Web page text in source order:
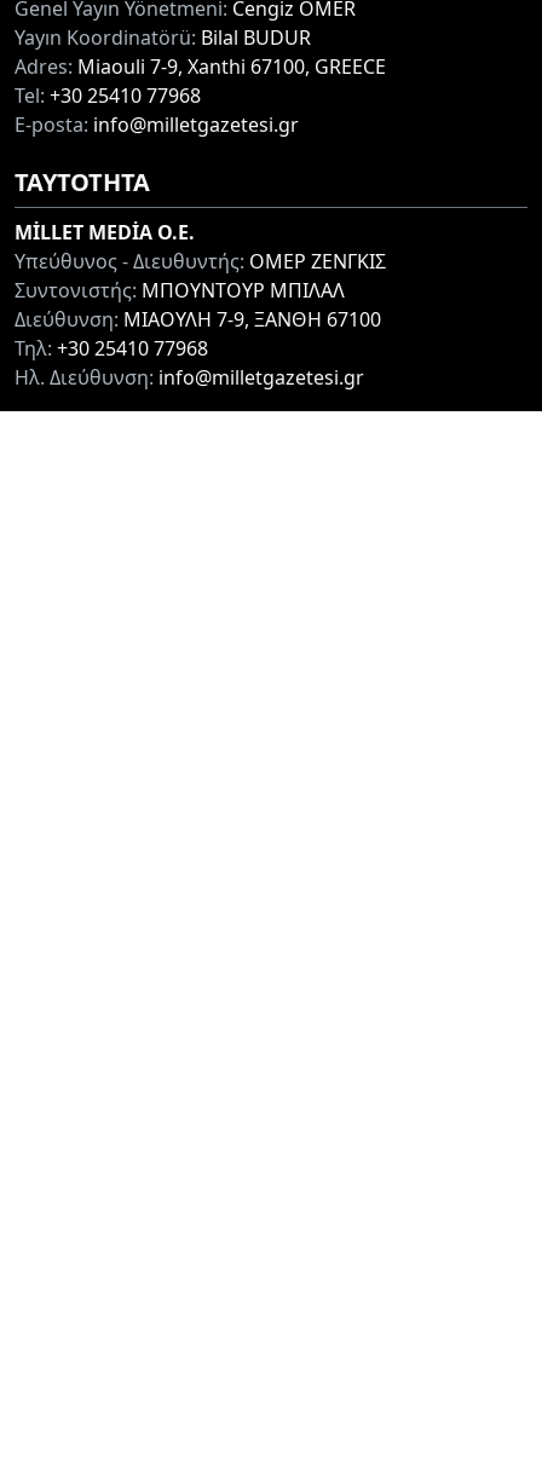
Genel Yayın Yönetmeni: Cengiz ÖMER
Yayın Koordinatörü: Bilal BUDUR
Adres: Miaouli 7-9, Xanthi 67100, GREECE
Tel: +30 25410 77968
E-posta: info@milletgazetesi.gr
ΤΑΥΤΟΤΗΤΑ
MİLLET MEDİA O.E.
Υπεύθυνος - Διευθυντής: ΟΜΕΡ ΖΕΝΓΚΙΣ
Συντονιστής: ΜΠΟΥΝΤΟΥΡ ΜΠΙΛΑΛ
Διεύθυνση: ΜΙΑΟΥΛΗ 7-9, ΞΑΝΘΗ 67100
Τηλ: +30 25410 77968
Ηλ. Διεύθυνση: info@milletgazetesi.gr